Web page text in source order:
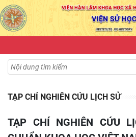
TẠP CHÍ NGHIÊN CỨU LỊCH SỬ
TẠP CHÍ NGHIÊN CỨU LỊCH SỬ ĐẠT TIÊU